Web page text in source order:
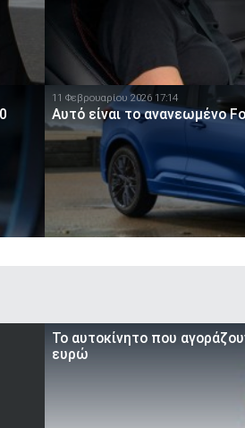
11 Φεβρουαρίου 2026 17:14
Αυτό είναι το ανανεωμένο
To αυτοκίνητο που
ευρώ